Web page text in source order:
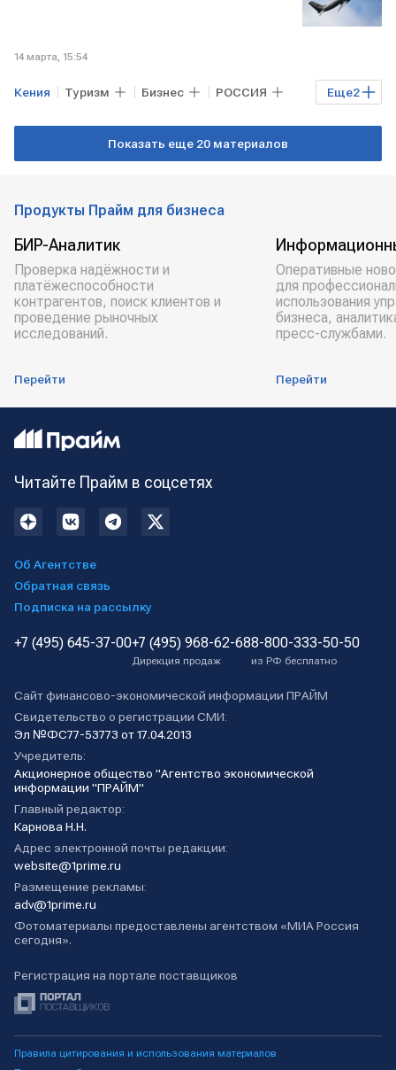
14 марта, 15:54
Еще2
Кения Туризм Бизнес РОССИЯ
Уганда
МОСКВА
Показать еще 20 материалов
Продукты Прайм для бизнеса
БИР-Аналитик
Проверка надёжности и
платёжеспособности
контрагентов, поиск клиентов и
проведение рыночных
исследований.
Перейти
Оперативные
для
использования
бизнеса,
пресс-службами.
Перейти
Читайте Прайм в соцсетях
Об Агентстве
Обратная связь
Подписка на рассылку
+7 (495) 645-37-00+7 (495) 968-62-68
Дирекция продаж
8-800-333-50-50
из РФ бесплатно
Сайт финансово-экономической информации ПРАЙМ
Свидетельство о регистрации СМИ:
Эл №ФС77-53773 от 17.04.2013
Учредитель:
Акционерное общество "Агентство экономической
информации "ПРАЙМ"
Главный редактор:
Карнова Н.Н.
Адрес электронной почты редакции:
website@1prime.ru
Размещение рекламы:
adv@1prime.ru
Фотоматериалы предоставлены агентством «МИА Россия
сегодня».
Регистрация на портале поставщиков
Правила цитирования и использования материалов